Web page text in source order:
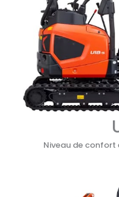
Niveau de